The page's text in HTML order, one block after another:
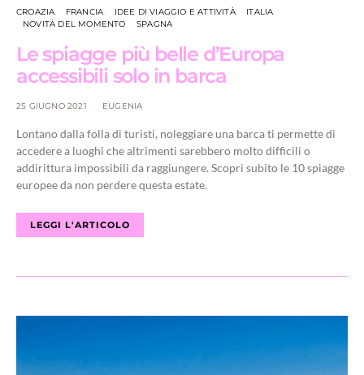
CROAZIA FRANCIA IDEE DI VIAGGIO E ATTIVITÀ
ITALIA
NOVITÀ DEL MOMENTO
SPAGNA
Le spiagge più belle d’Europa
accessibili solo in barca
25 GIUGNO 2021 EUGENIA
Lontano dalla folla di turisti, noleggiare una barca ti permette di
accedere a luoghi che altrimenti sarebbero molto difficili o
addirittura impossibili da raggiungere. Scopri subito le 10 spiagge
europee da non perdere questa estate.
LEGGI L'ARTICOLO